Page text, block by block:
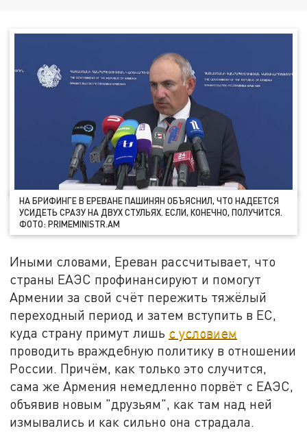
НА БРИФИНГЕ В ЕРЕВАНЕ ПАШИНЯН ОБЪЯСНИЛ, ЧТО НАДЕЕТСЯ
УСИДЕТЬ СРАЗУ НА ДВУХ СТУЛЬЯХ. ЕСЛИ, КОНЕЧНО, ПОЛУЧИТСЯ.
ФОТО: PRIMEMINISTR.AM
Иными словами, Ереван рассчитывает, что
страны ЕАЭС профинансируют и помогут
Армении за свой счёт пережить тяжёлый
переходный период и затем вступить в ЕС,
куда страну примут лишь с условием
проводить враждебную политику в отношении
России. Причём, как только это случится,
сама же Армения немедленно порвёт с ЕАЭС,
объявив новым "друзьям", как там над ней
измывались и как сильно она страдала.